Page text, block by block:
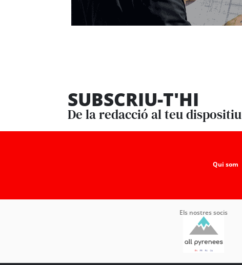
SUBSCRIU-T'HI
De la redacció al teu dispositiu
Qui som
Els nostres socis